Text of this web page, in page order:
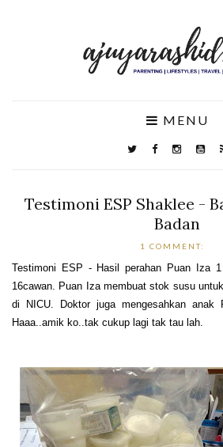
MENU
Testimoni ESP Shaklee -
Badan
1 COMMENT:
Testimoni ESP - Hasil perahan Puan Iza
16cawan. Puan Iza membuat stok susu
di NICU. Doktor juga mengesahkan anak
Haaa..amik ko..tak cukup lagi tak tau lah.